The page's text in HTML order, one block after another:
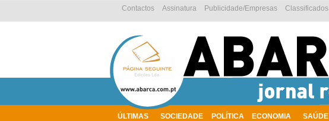
ÚLTIMAS SOCIEDADE POLÍTICA ECONOMIA SAÚDE
Classificados
Publicidade/Empresas
Assinatura
Contactos